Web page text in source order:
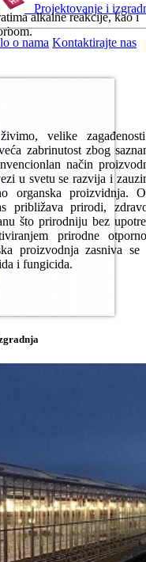
Projektovanje i
o nama Kontaktirajte nas
velike
zabrinutost zbog
način
u svetu se razvija i
organska proizvidnja.
približava prirodi,
što prirodniju bez
prirodne
proizvodnja zasniva se
i fungicida.
alkalne reakcije, kao i
!